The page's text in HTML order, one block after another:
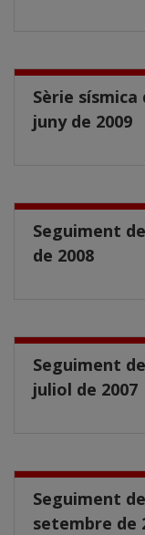
Sèrie
juny de 2009
Seguiment
de 2008
Seguiment
juliol de 2007
Seguiment
setembre de